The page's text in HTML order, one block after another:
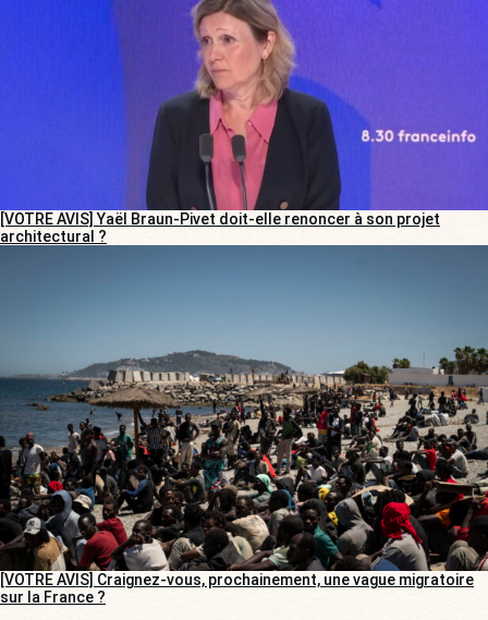
[VOTRE AVIS] Yaël Braun-Pivet doit-elle renoncer à son projet
architectural ?
[VOTRE AVIS] Craignez-vous, prochainement, une vague migratoire
sur la France ?